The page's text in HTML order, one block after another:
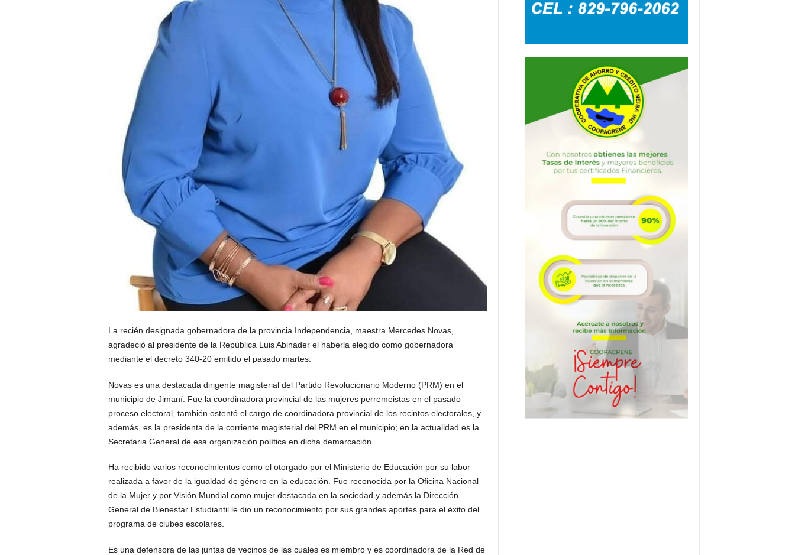
La recién designada gobernadora de la provincia Independencia, maestra Mercedes Novas,
agradeció al presidente de la República Luis Abinader el haberla elegido como gobernadora
mediante el decreto 340-20 emitido el pasado martes.
Novas es una destacada dirigente magisterial del Partido Revolucionario Moderno (PRM) en el
municipio de Jimaní. Fue la coordinadora provincial de las mujeres perremeistas en el pasado
proceso electoral, también ostentó el cargo de coordinadora provincial de los recintos electorales, y
además, es la presidenta de la corriente magisterial del PRM en el municipio; en la actualidad es la
Secretaria General de esa organización política en dicha demarcación.
Ha recibido varios reconocimientos como el otorgado por el Ministerio de Educación por su labor
realizada a favor de la igualdad de género en la educación. Fue reconocida por la Oficina Nacional
de la Mujer y por Visión Mundial como mujer destacada en la sociedad y además la Dirección
General de Bienestar Estudiantil le dio un reconocimiento por sus grandes aportes para el éxito del
programa de clubes escolares.
Es una defensora de las juntas de vecinos de las cuales es miembro y es coordinadora de la Red de